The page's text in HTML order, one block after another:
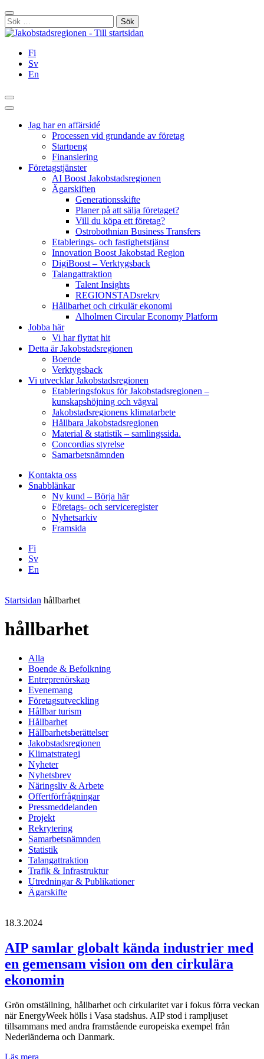
Hoppa
till
innehållet
Stäng
Sök
efter:
Fi
Sv
En
Sök
Huvudmeny
Jag har en affärsidé
Processen vid grundande av företag
Startpeng
Finansiering
Företagstjänster
AI Boost Jakobstadsregionen
Ägarskiften
Generationsskifte
Planer på att sälja företaget?
Vill du köpa ett företag?
Ostrobothnian Business Transfers
Etablerings- och fastighetstjänst
Innovation Boost Jakobstad Region
DigiBoost – Verktygsback
Talangattraktion
Talent Insights
REGIONSTADsrekry
Hållbarhet och cirkulär ekonomi
Alholmen Circular Economy Platform
Jobba här
Vi har flyttat hit
Detta är Jakobstadsregionen
Boende
Verktygsback
Vi utvecklar Jakobstadsregionen
Etableringsfokus för Jakobstadsregionen –
kunskapshöjning och vägval
Jakobstadsregionens klimatarbete
Hållbara Jakobstadsregionen
Material & statistik – samlingssida.
Concordias styrelse
Samarbetsnämnden
Kontakta oss
Snabblänkar
Ny kund – Börja här
Företags- och serviceregister
Nyhetsarkiv
Framsida
Fi
Sv
En
Startsidan hållbarhet
hållbarhet
Alla
Boende & Befolkning
Entreprenörskap
Evenemang
Företagsutveckling
Hållbar turism
Hållbarhet
Hållbarhetsberättelser
Jakobstadsregionen
Klimatstrategi
Nyheter
Nyhetsbrev
Näringsliv & Arbete
Offertförfrågningar
Pressmeddelanden
Projekt
Rekrytering
Samarbetsnämnden
Statistik
Talangattraktion
Trafik & Infrastruktur
Utredningar & Publikationer
Ägarskifte
18.3.2024
AIP samlar globalt kända industrier med
en gemensam vision om den cirkulära
ekonomin
Grön omställning, hållbarhet och cirkularitet var i fokus förra veckan
när EnergyWeek hölls i Vasa stadshus. AIP stod i rampljuset
tillsammans med andra framstående europeiska exempel från
Nederländerna och Danmark.
Läs mera